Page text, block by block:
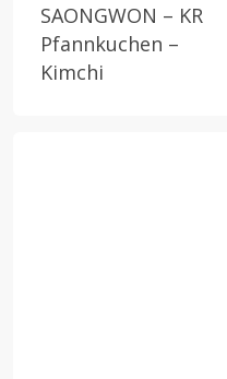
SAONGWON – KR
Pfannkuchen –
Kimchi